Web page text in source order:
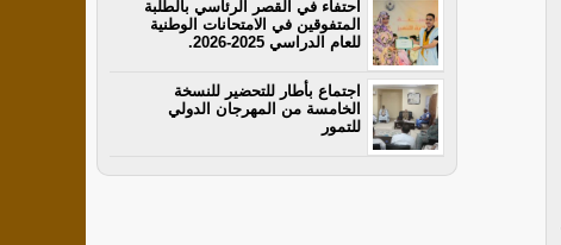
احتفاء في القصر الرئاسي بالطلبة
المتفوقين في الامتحانات الوطنية
للعام الدراسي 2025-2026.
اجتماع بأطار للتحضير للنسخة
الخامسة من المهرجان الدولي
للتمور